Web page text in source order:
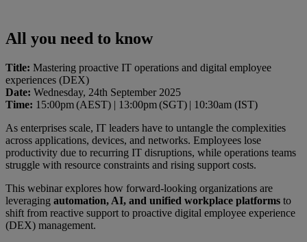
All you need to know
Title: Mastering proactive IT operations and digital employee
experiences (DEX)
Date: Wednesday, 24th September 2025
Time: 15:00pm (AEST) | 13:00pm (SGT) | 10:30am (IST)
As enterprises scale, IT leaders have to untangle the complexities
across applications, devices, and networks. Employees lose
productivity due to recurring IT disruptions, while operations teams
struggle with resource constraints and rising support costs.
This webinar explores how forward-looking organizations are
leveraging automation, AI, and unified workplace platforms to
shift from reactive support to proactive digital employee experience
(DEX) management.